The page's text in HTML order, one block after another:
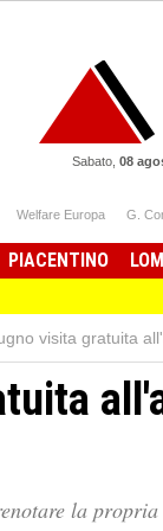
Sabato, 08
Welfare Europa G.
PIACENTINO
visita gratuita
la